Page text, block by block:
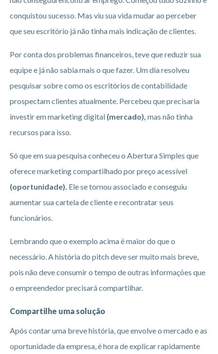
conquistou sucesso. Mas viu sua vida mudar ao perceber
que seu escritório já não tinha mais indicação de clientes.
Por conta dos problemas financeiros, teve que reduzir sua
equipe e já não sabia mais o que fazer. Um dia resolveu
pesquisar sobre como os escritórios de contabilidade
prospectam clientes atualmente. Percebeu que precisaria
investir em marketing digital (mercado), mas não tinha
recursos para isso.
Só que em sua pesquisa conheceu o Abertura Simples que
oferece marketing compartilhado por preço acessível
(oportunidade). Ele se tornou associado e conseguiu
aumentar sua cartela de cliente e recontratar seus
funcionários.
Lembrando que o exemplo acima é maior do que o
necessário. A história do pitch deve ser muito mais breve,
pois não deve consumir o tempo de outras informações que
o empreendedor precisará compartilhar.
Compartilhe uma solução
Após contar uma breve história, que envolve o mercado e as
oportunidade da empresa, é hora de explicar rapidamente